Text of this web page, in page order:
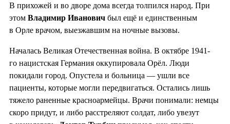
В прихожей и во дворе дома всегда толпился народ. При
этом Владимир Иванович был ещё и единственным
в Орле врачом, выезжавшим на ночные вызовы.
Началась Великая Отечественная война. В октябре 1941-
го нацистская Германия оккупировала Орёл. Люди
покидали город. Опустела и больница — ушли все
пациенты, которые могли передвигаться. Остались лишь
тяжело раненные красноармейцы. Врачи понимали: немцы
скоро придут, и либо расстреляют солдат, либо увезут